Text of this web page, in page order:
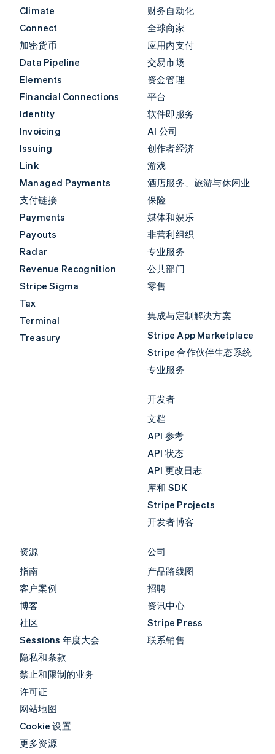
Climate
Connect
加密货币
Data Pipeline
Elements
Financial Connections
Identity
Invoicing
Issuing
Link
Managed Payments
支付链接
Payments
Payouts
Radar
Revenue Recognition
Stripe Sigma
Tax
Terminal
Treasury
财务自动化
全球商家
应用内支付
交易市场
资金管理
平台
软件即服务
AI 公司
创作者经济
游戏
酒店服务、旅游与休闲业
保险
媒体和娱乐
非营利组织
专业服务
公共部门
零售
集成与定制解决方案
Stripe App Marketplace
Stripe 合作伙伴生态系统
专业服务
开发者
文档
API 参考
API 状态
API 更改日志
库和 SDK
Stripe Projects
开发者博客
资源
指南
客户案例
博客
社区
Sessions 年度大会
隐私和条款
禁止和限制的业务
许可证
网站地图
Cookie 设置
更多资源
公司
产品路线图
招聘
资讯中心
Stripe Press
联系销售